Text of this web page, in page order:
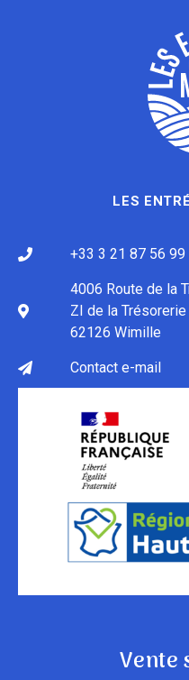
LES
+33 3 21 87 56 99
4006 Route de la
ZI de la Trésorerie
62126 Wimille
Contact e-mail
Vente